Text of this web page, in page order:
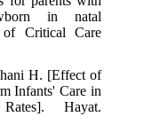
in natal
of Critical Care
H. [Effect of
Infants' Care in
Hayat.